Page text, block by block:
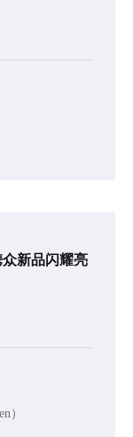
新品闪耀亮
）